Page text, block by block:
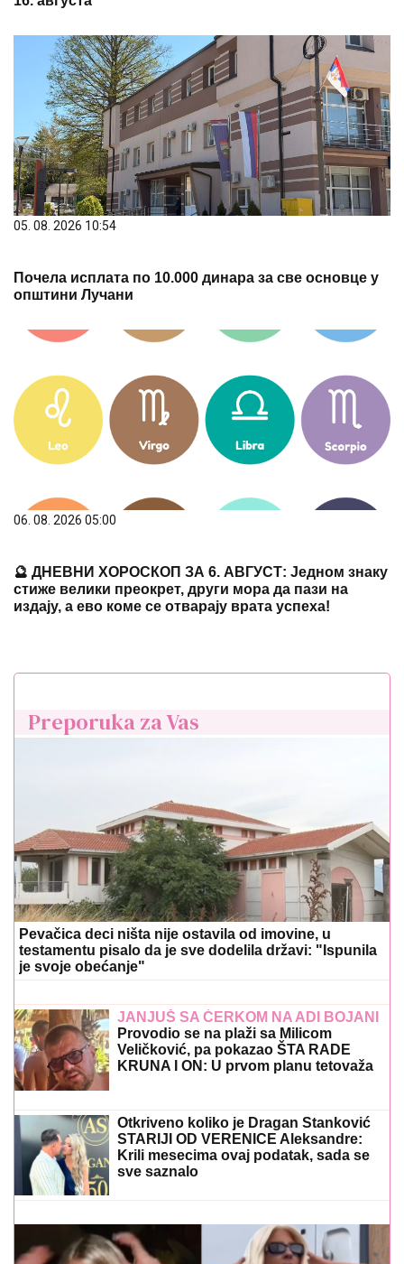
05. 08. 2026 10:54
Почела исплата по 10.000 динара за све основце у
општини Лучани
06. 08. 2026 05:00
🔮 ДНЕВНИ ХОРОСКОП ЗА 6. АВГУСТ: Једном знаку
стиже велики преокрет, други мора да пази на
издају, а ево коме се отварају врата успеха!
Preporuka za Vas
Pevačica deci ništa nije ostavila od imovine, u
testamentu pisalo da je sve dodelila državi: "Ispunila
je svoje obećanje"
JANJUŠ SA ĆERKOM NA ADI BOJANI
Provodio se na plaži sa Milicom
Veličković, pa pokazao ŠTA RADE
KRUNA I ON: U prvom planu tetovaža
Otkriveno koliko je Dragan Stanković
STARIJI OD VERENICE Aleksandre:
Krili mesecima ovaj podatak, sada se
sve saznalo